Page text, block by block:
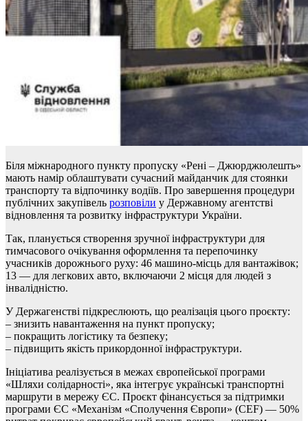
Біля міжнародного пункту пропуску «Рені – Джюрджюлешть»
мають намір облаштувати сучасний майданчик для стоянки
транспорту та відпочинку водіїв. Про завершення процедури
публічних закупівель розповіли у Державному агентстві
відновлення та розвитку інфраструктури України.
Так, планується створення зручної інфраструктури для
тимчасового очікування оформлення та перепочинку
учасників дорожнього руху: 46 машино-місць для вантажівок;
13 — для легкових авто, включаючи 2 місця для людей з
інвалідністю.
У Держагенстві підкреслюють, що реалізація цього проєкту:
– знизить навантаження на пункт пропуску;
– покращить логістику та безпеку;
– підвищить якість прикордонної інфраструктури.
Ініціатива реалізується в межах європейської програми
«Шляхи солідарності», яка інтегрує українські транспортні
маршрути в мережу ЄС. Проєкт фінансується за підтримки
програми ЄС «Механізм «Сполучення Європи» (CEF) — 50%